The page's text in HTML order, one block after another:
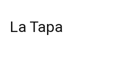
La Tapa